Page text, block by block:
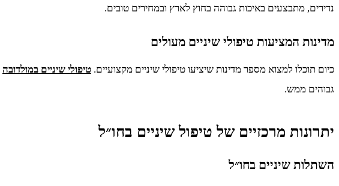
נדירים, מתבצעים באיכות גבוהה בחוץ לארץ ובמחירים טובים.
מדינות המציעות טיפולי שיניים מעולים
כיום תוכלו למצוא מספר מדינות שיציעו טיפולי שיניים מקצועיים. טיפולי שיניים במולדובה
גבוהים ממש.
יתרונות מרכזיים של טיפול שיניים בחו״ל
השתלות שיניים בחו״ל